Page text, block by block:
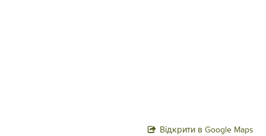
Відкрити в Google Maps